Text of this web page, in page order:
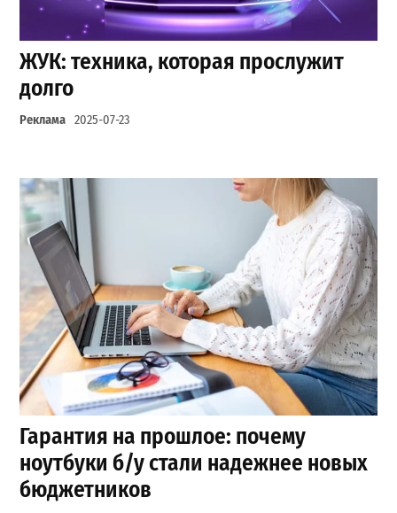
ЖУК: техника, которая прослужит
долго
Реклама 2025-07-23
Гарантия на прошлое: почему
ноутбуки б/у стали надежнее новых
бюджетников